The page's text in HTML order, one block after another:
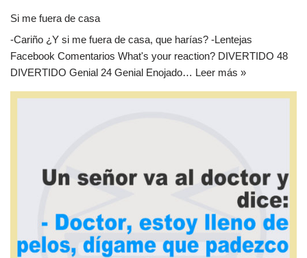
Si me fuera de casa
-Cariño ¿Y si me fuera de casa, que harías? -Lentejas
Facebook Comentarios What's your reaction? DIVERTIDO 48
DIVERTIDO Genial 24 Genial Enojado… Leer más »